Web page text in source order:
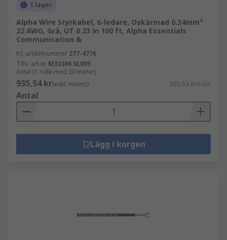
I lager
Alpha Wire Styrkabel, 6-ledare, Oskärmad 0.34mm²
22 AWG, Grå, UT 0.23 in 100 ft, Alpha Essentials
Communication &
RS-artikelnummer 277-4776
Tillv. art.nr M33306 SL005
Antal (1 rulle med 30 meter)
935,54 kr(exkl. moms) 935,54 kr/rulle
Antal
Lägg i korgen